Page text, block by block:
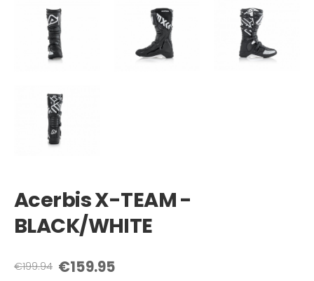
Acerbis X-TEAM -
BLACK/WHITE
€199.94 €159.95